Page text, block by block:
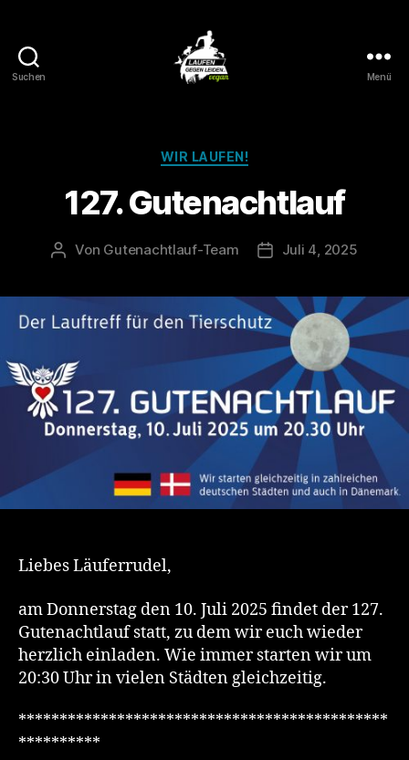
Suchen Menü
Kategorien
WIR LAUFEN!
127. Gutenachtlauf
Beitragsautor
Von Gutenachtlauf-Team Juli 4, 2025
Liebes Läuferrudel,
am Donnerstag den 10. Juli 2025 findet der 127.
Gutenachtlauf statt, zu dem wir euch wieder
herzlich einladen. Wie immer starten wir um
20:30 Uhr in vielen Städten gleichzeitig.
*********************************************
**********